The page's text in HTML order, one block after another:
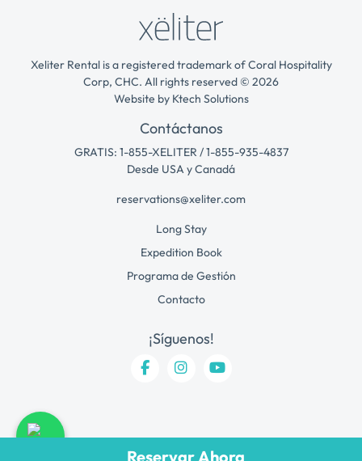
Xeliter Rental is a registered trademark of Coral Hospitality
Corp, CHC. All rights reserved © 2026
Website by Ktech Solutions
Contáctanos
GRATIS: 1-855-XELITER / 1-855-935-4837
Desde USA y Canadá
reservations@xeliter.com
Long Stay
Expedition Book
Programa de Gestión
Contacto
¡Síguenos!
Reservar Ahora